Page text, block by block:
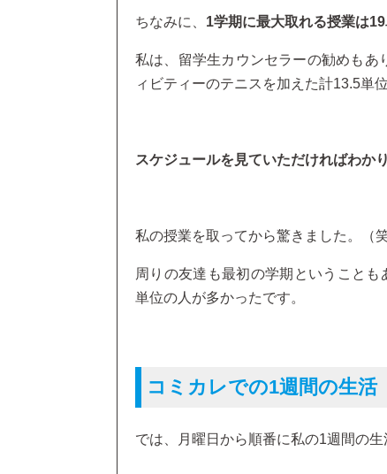
ちなみに、 1学期に最大取れる授業は
私は、留学生カウンセラーの勧めもあ
ィビティーのテニスを加えた計13.5単
スケジュールを見ていただければわか
私の授業を取ってから驚きました。（笑
周りの友達も最初の学期ということ
単位の人が多かったです。
コミカレでの1週間の生活
では、月曜日から順番に私の1週間の生